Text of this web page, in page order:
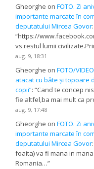
Gheorghe onFOTO. Zi
importante marcate în
deputatului Mircea Govor:
“https://
vs restul lumii
aug. 9, 18:31
Gheorghe onFOTO/
atacat cu bâte și topoare
copii”: “Cand te concep
fie altfel,ba mai mult ca
aug. 9, 17:48
Gheorghe onFOTO. Zi
importante marcate în
deputatului Mircea Govor
foaita) va fi mana in
Romania…”